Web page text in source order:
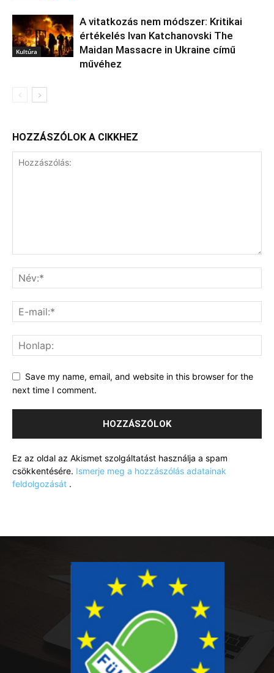
Kultúra
A vitatkozás nem módszer: Kritikai
értékelés Ivan Katchanovski The
Maidan Massacre in Ukraine című
művéhez
HOZZÁSZÓLOK A CIKKHEZ
Save my name, email, and website in this browser for the
next time I comment.
Ez az oldal az Akismet szolgáltatást használja a spam
csökkentésére. Ismerje meg a hozzászólás adatainak
feldolgozását .